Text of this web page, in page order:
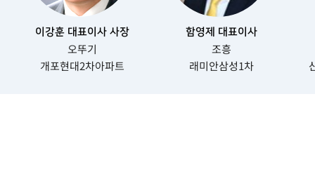
이강훈 대표이사 사장
오뚜기
개포현대2차아파트
함영제 대표이사
조흥
래미안삼성1차